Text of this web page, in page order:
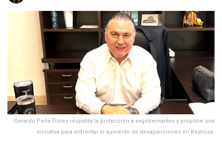
Gerardo Peña Flores respalda la protección a exgobernantes y propone una
iniciativa para enfrentar el aumento de desapariciones en Reynosa.